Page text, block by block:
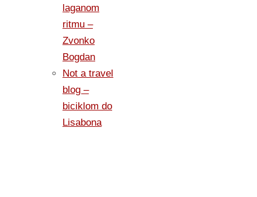
laganom
ritmu –
Zvonko
Bogdan
Not a travel
blog –
biciklom do
Lisabona